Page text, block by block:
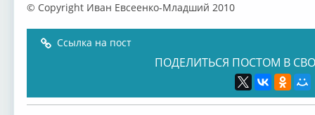
© Copyright Иван Евсеенко-Младший 2010
Ссылка на пост
ПОДЕЛИТЬСЯ ПОСТОМ В